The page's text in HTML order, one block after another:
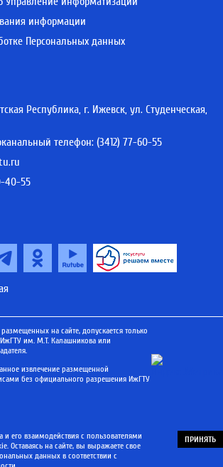
информации
Персональных данных
Республика, г. Ижевск, ул. Студенческая,
телефон: (3412) 77-60-55
40-55
на сайте, допускается только
им. М.Т. Калашникова или
извлечение размещенной
без официального разрешения ИжГТУ
его взаимодействия с пользователями
Оставаясь на сайте, вы выражаете свое
данных в соответствии с
ПРИНЯТЬ